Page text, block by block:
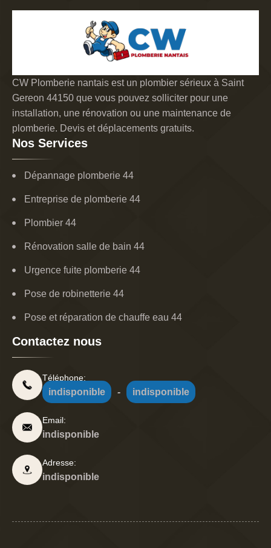
CW Plomberie nantais est un plombier sérieux à Saint
Gereon 44150 que vous pouvez solliciter pour une
installation, une rénovation ou une maintenance de
plomberie. Devis et déplacements gratuits.
Nos Services
Dépannage plomberie 44
Entreprise de plomberie 44
Plombier 44
Rénovation salle de bain 44
Urgence fuite plomberie 44
Pose de robinetterie 44
Pose et réparation de chauffe eau 44
Contactez nous
Téléphone:
indisponible - indisponible
Email:
indisponible
Adresse:
indisponible